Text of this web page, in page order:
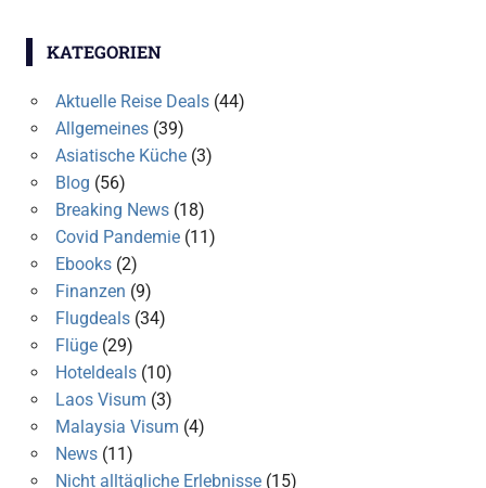
KATEGORIEN
Aktuelle Reise Deals(44)
Allgemeines(39)
Asiatische Küche(3)
Blog (56)
Breaking News(18)
Covid Pandemie(11)
Ebooks(2)
Finanzen (9)
Flugdeals(34)
Flüge(29)
Hoteldeals(10)
Laos Visum (3)
Malaysia Visum (4)
News(11)
Nicht alltägliche Erlebnisse(15)